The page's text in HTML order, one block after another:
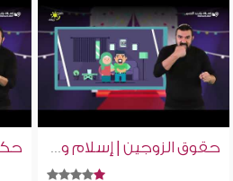
حقوق الزوجين | إسلام ويب | للصم بلغة الإشارة